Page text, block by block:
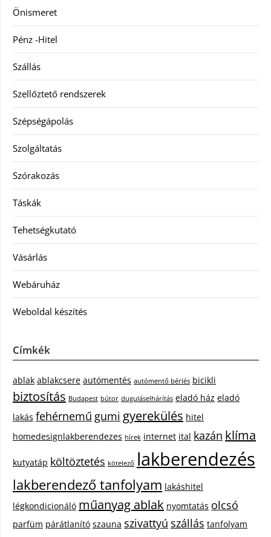
Önismeret
Pénz -Hitel
Szállás
Szellőztető rendszerek
Szépségápolás
Szolgáltatás
Szórakozás
Táskák
Tehetségkutató
Vásárlás
Webáruház
Weboldal készítés
Címkék
ablak ablakcsere autómentés autómentő bérlés bicikli
biztosítás Budapest bútor duguláselhárítás eladó ház eladó
lakás fehérnemű gumi gyerekülés hitel
homedesignlakberendezes hírek internet ital kazán klíma
kutyatáp költöztetés kötelező lakberendezés
lakberendező tanfolyam lakáshitel
légkondicionáló műanyag ablak nyomtatás olcsó
parfüm párátlanító szauna szivattyú szállás tanfolyam